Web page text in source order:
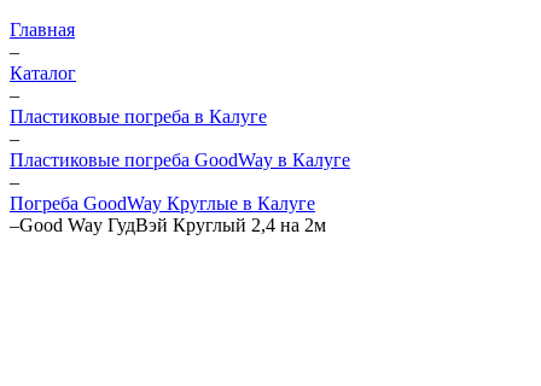
Главная
–
Каталог
–
Пластиковые погреба в Калуге
–
Пластиковые погреба GoodWay в Калуге
–
Погреба GoodWay Круглые в Калуге
–Good Way ГудВэй Круглый 2,4 на 2м